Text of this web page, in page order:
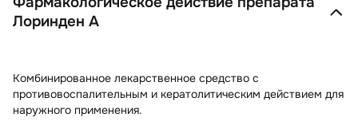
Лоринден А
Комбинированное лекарственное средство с
противовоспалительным и кератолитическим действием для
наружного применения.